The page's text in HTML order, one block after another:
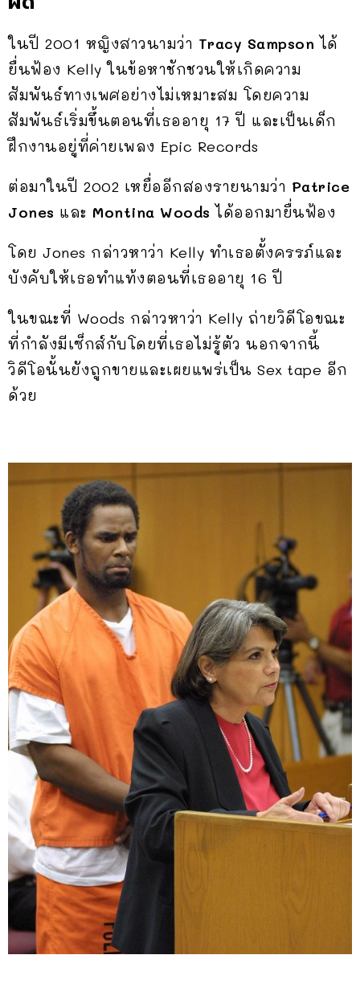
ในปี 2001 หญิงสาวนามว่า Tracy Sampson ได้
ยื่นฟ้อง Kelly ในข้อหาชักชวนให้เกิดความ
สัมพันธ์ทางเพศอย่างไม่เหมาะสม โดยความ
สัมพันธ์เริ่มขึ้นตอนที่เธออายุ 17 ปี และเป็นเด็ก
ฝึกงานอยู่ที่ค่ายเพลง Epic Records
ต่อมาในปี 2002 เหยื่ออีกสองรายนามว่า Patrice
Jones และ Montina Woods ได้ออกมายื่นฟ้อง
โดย Jones กล่าวหาว่า Kelly ทำเธอตั้งครรภ์และ
บังคับให้เธอทำแท้งตอนที่เธออายุ 16 ปี
ในขณะที่ Woods กล่าวหาว่า Kelly ถ่ายวิดีโอขณะ
ที่กำลังมีเซ็กส์กับโดยที่เธอไม่รู้ตัว นอกจากนี้
วิดีโอนั้นยังถูกขายและเผยแพร่เป็น Sex tape อีก
ด้วย